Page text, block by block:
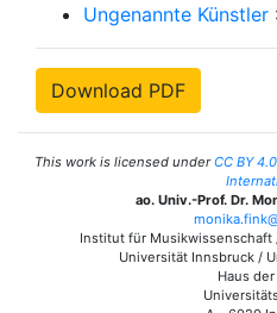
Ungenannte Künstler
Download PDF
This work is licensed underCC BY
ao. Univ.-Prof. Dr.
Institut für
Universität Innsbruck /
Haus